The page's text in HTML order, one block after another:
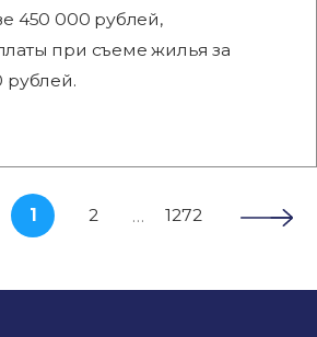
450 000 рублей,
при съеме жилья за
рублей.
1 2 … 1272